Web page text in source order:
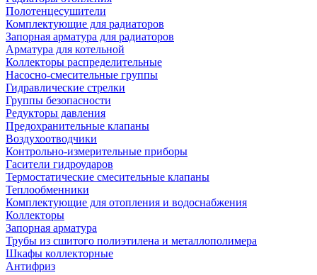
Полотенцесушители
Комплектующие для радиаторов
Запорная арматура для радиаторов
Арматура для котельной
Коллекторы распределительные
Насосно-смесительные группы
Гидравлические стрелки
Группы безопасности
Редукторы давления
Предохранительные клапаны
Воздухоотводчики
Контрольно-измерительные приборы
Гасители гидроударов
Термостатические смесительные клапаны
Теплообменники
Комплектующие для отопления и водоснабжения
Коллекторы
Запорная арматура
Трубы из сшитого полиэтилена и металлополимера
Шкафы коллекторные
Антифриз